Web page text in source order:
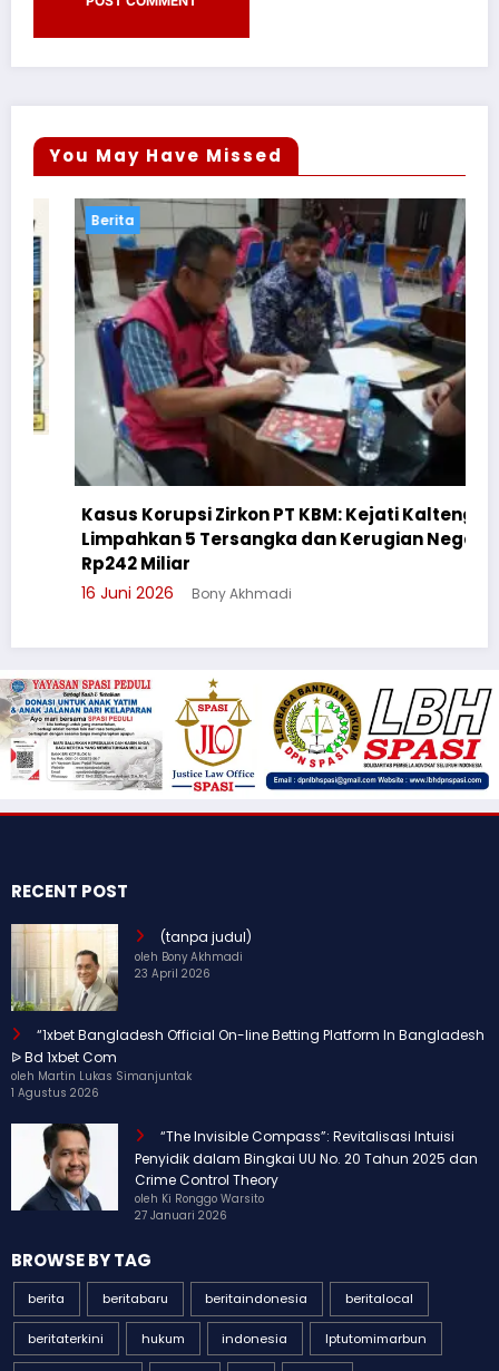
You May Have Missed
Berita
Kasus Korupsi Zirkon PT KBM: Kejati Kalteng
Limpahkan 5 Tersangka dan Kerugian Negara
Rp242 Miliar
16 Juni 2026 Bony Akhmadi
RECENT POST
(tanpa judul)
oleh Bony Akhmadi
23 April 2026
“1xbet Bangladesh Official On-line Betting Platform In Bangladesh
ᐉ Bd 1xbet Com
oleh Martin Lukas Simanjuntak
1 Agustus 2026
“The Invisible Compass”: Revitalisasi Intuisi
Penyidik dalam Bingkai UU No. 20 Tahun 2025 dan
Crime Control Theory
oleh Ki Ronggo Warsito
27 Januari 2026
BROWSE BY TAG
berita beritabaru beritaindonesia beritalocal
beritaterkini hukum indonesia Iptutomimarbun